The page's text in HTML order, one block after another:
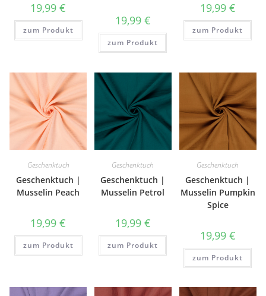
19,99€
zum Produkt
19,99 €
zum Produkt
19,99 €
zum Produkt
Geschenktuch
Geschenktuch |
Musselin Peach
19,99€
zum Produkt
Geschenktuch
Geschenktuch |
Musselin Petrol
19,99 €
zum Produkt
Geschenktuch
Geschenktuch |
Musselin Pumpkin
Spice
19,99 €
zum Produkt